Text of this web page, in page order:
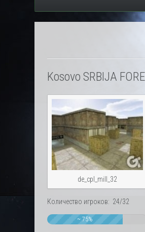
Kosovo SRBIJA
de_cpl_mill_32
Количество игроков: 24/32
~ 75%